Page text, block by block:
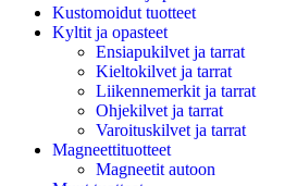
Kustomoidut tuotteet
Kyltit ja opasteet
Ensiapukilvet ja tarrat
Kieltokilvet ja tarrat
Liikennemerkit ja tarrat
Ohjekilvet ja tarrat
Varoituskilvet ja tarrat
Magneettituotteet
Magneetit autoon